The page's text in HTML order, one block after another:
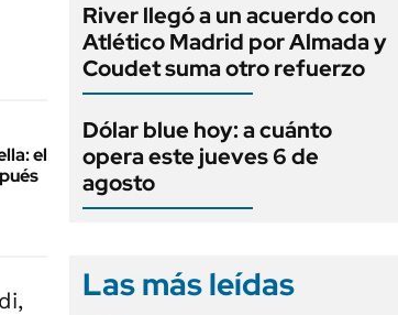
el
River llegó a un acuerdo con
Atlético Madrid por Almada y
Coudet suma otro refuerzo
Dólar blue hoy: a cuánto
opera este jueves 6 de
agosto
Las más leídas